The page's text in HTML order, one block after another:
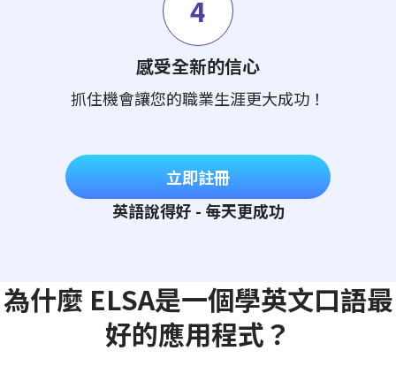
4
感受全新的信心
抓住機會讓您的職業生涯更大成功！
立即註冊
英語說得好 - 每天更成功
為什麼 ELSA是一個學英文口語最
好的應用程式？